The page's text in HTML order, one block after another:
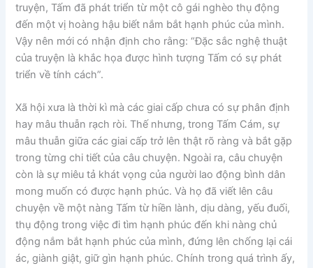
truyện, Tấm đã phát triển từ một cô gái nghèo thụ động
đến một vị hoàng hậu biết nắm bắt hạnh phúc của mình.
Vậy nên mới có nhận định cho rằng: “Đặc sắc nghệ thuật
của truyện là khắc họa được hình tượng Tấm có sự phát
triển về tính cách”.
Xã hội xưa là thời kì mà các giai cấp chưa có sự phân định
hay mâu thuẫn rạch ròi. Thế nhưng, trong Tấm Cám, sự
mâu thuẫn giữa các giai cấp trở lên thật rõ ràng và bắt gặp
trong từng chi tiết của câu chuyện. Ngoài ra, câu chuyện
còn là sự miêu tả khát vọng của người lao động bình dân
mong muốn có được hạnh phúc. Và họ đã viết lên câu
chuyện về một nàng Tấm từ hiền lành, dịu dàng, yếu đuối,
thụ động trong việc đi tìm hạnh phúc đến khi nàng chủ
động nắm bắt hạnh phúc của mình, đứng lên chống lại cái
ác, giành giật, giữ gìn hạnh phúc. Chính trong quá trình ấy,